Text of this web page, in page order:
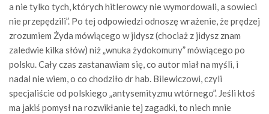
a nie tylko tych, których hitlerowcy nie wymordowali, a sowieci
nie przepędzili”. Po tej odpowiedzi odnoszę wrażenie, że prędzej
zrozumiem Żyda mówiącego w jidysz (chociaż z jidysz znam
zaledwie kilka słów) niż „wnuka żydokomuny” mówiącego po
polsku. Cały czas zastanawiam się, co autor miał na myśli, i
nadal nie wiem, o co chodziło dr hab. Bilewiczowi, czyli
specjaliście od polskiego „antysemityzmu wtórnego”. Jeśli ktoś
ma jakiś pomysł na rozwikłanie tej zagadki, to niech mnie